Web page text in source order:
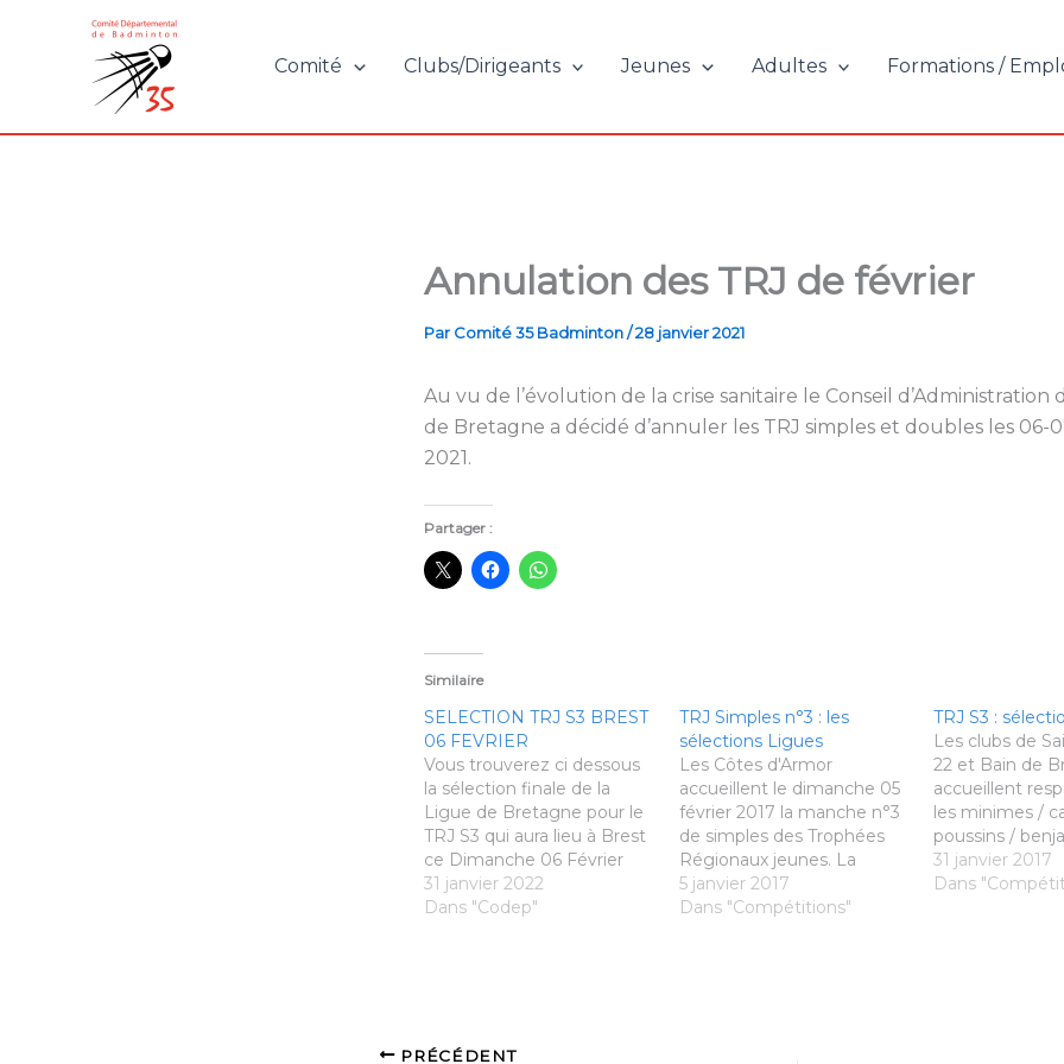
Comité Clubs/Dirigeants Jeunes Adultes Formations /
Annulation des TRJ de février
Par Comité 35 Badminton/28 janvier 2021
Au vu de l’évolution de la crise sanitaire le Conseil d’Administration
de Bretagne a décidé d’annuler les TRJ simples et doubles les 06-
2021.
Partager :
Similaire
SELECTION TRJ S3 BREST
06 FEVRIER
Vous trouverez ci dessous
la sélection finale de la
Ligue de Bretagne pour le
TRJ S3 qui aura lieu à Brest
ce Dimanche 06 Février
2022. MAJ le 01/02/2022
Selection-finale-TRJ-S3-6-
https://v5.badnet.org/tourn
31 janvier 2022
Dans "Codep"
TRJ Simples n°3 : les
sélections Ligues
Les Côtes d'Armor
accueillent le dimanche 05
février 2017 la manche n°3
de simples des Trophées
Régionaux jeunes. La
sélection Ligue est arrivée.
Toutes les infos ICI
5 janvier 2017
Dans "Compétitions"
TRJ S3 :
Les clubs de
22 et Bain de
accueillent
les minimes /
poussins /
dimanche 5
prochain. Les
31 janvier 2017
Dans
PRÉCÉDENT